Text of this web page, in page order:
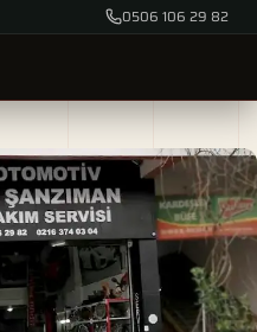
0506 106 29 82